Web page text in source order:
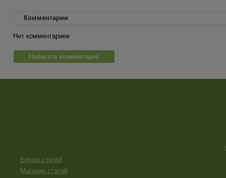
Комментарии
Нет комментариев
Написать комментарий
Биржа статей
Магазин статей